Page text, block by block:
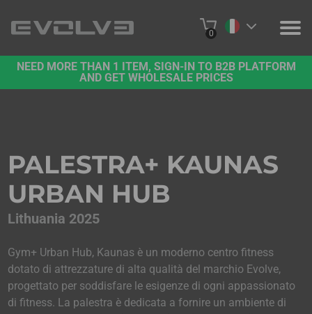
0
PRODOTTI
CONTATTO
NEED MORE THAN 1 ITEM, SIGN-IN TO B2B PLATFORM
AND GET WHOLESALE PRICES
PALESTRA+ KAUNAS
URBAN HUB
Lithuania 2025
Gym+ Urban Hub, Kaunas è un moderno centro fitness
dotato di attrezzature di alta qualità del marchio Evolve,
progettato per soddisfare le esigenze di ogni appassionato
di fitness. La palestra è dedicata a fornire un ambiente di